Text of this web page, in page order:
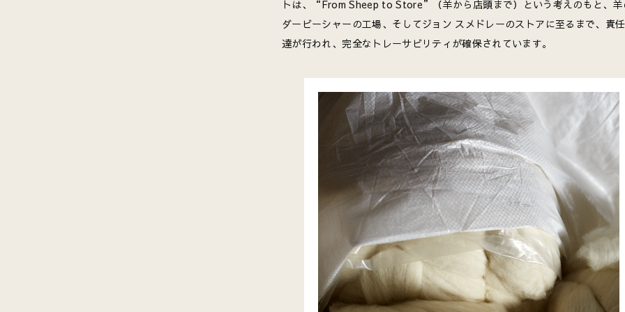
トは、“From Sheep to Store”（羊から店頭まで）という考えのもと、羊
ダービーシャーの工場、そしてジョン スメドレーのストアに至るまで、責
達が行われ、完全なトレーサビリティが確保されています。